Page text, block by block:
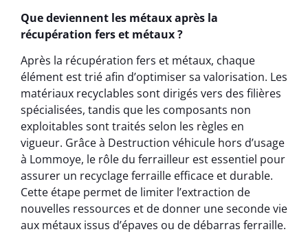
Que deviennent les métaux après la
récupération fers et métaux ?
Après la récupération fers et métaux, chaque
élément est trié afin d’optimiser sa valorisation. Les
matériaux recyclables sont dirigés vers des filières
spécialisées, tandis que les composants non
exploitables sont traités selon les règles en
vigueur. Grâce à Destruction véhicule hors d’usage
à Lommoye, le rôle du ferrailleur est essentiel pour
assurer un recyclage ferraille efficace et durable.
Cette étape permet de limiter l’extraction de
nouvelles ressources et de donner une seconde vie
aux métaux issus d’épaves ou de débarras ferraille.